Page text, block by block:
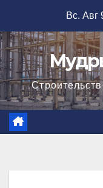
содержимому
Вс. Авг